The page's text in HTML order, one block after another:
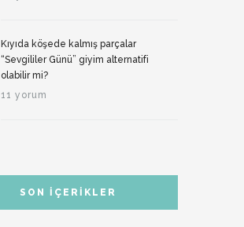
Kıyıda köşede kalmış parçalar
“Sevgililer Günü” giyim alternatifi
olabilir mi?
11 yorum
SON İÇERIKLER